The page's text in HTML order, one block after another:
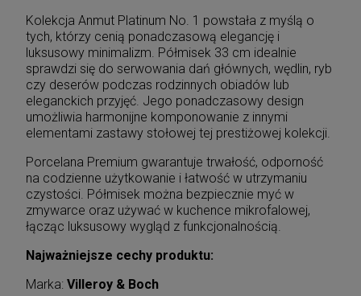
Kolekcja Anmut Platinum No. 1 powstała z myślą o
tych, którzy cenią ponadczasową elegancję i
luksusowy minimalizm. Półmisek 33 cm idealnie
sprawdzi się do serwowania dań głównych, wędlin, ryb
czy deserów podczas rodzinnych obiadów lub
eleganckich przyjęć. Jego ponadczasowy design
umożliwia harmonijne komponowanie z innymi
elementami zastawy stołowej tej prestiżowej kolekcji.
Porcelana Premium gwarantuje trwałość, odporność
na codzienne użytkowanie i łatwość w utrzymaniu
czystości. Półmisek można bezpiecznie myć w
zmywarce oraz używać w kuchence mikrofalowej,
łącząc luksusowy wygląd z funkcjonalnością.
Najważniejsze cechy produktu:
Marka: Villeroy & Boch